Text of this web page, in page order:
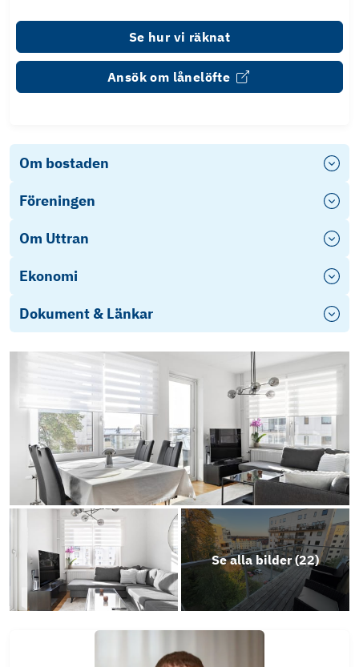
Se hur vi räknat
Ansök om lånelöfte
Om bostaden
Föreningen
Om Uttran
Ekonomi
Dokument & Länkar
Årsredovisning 2025
Se alla bilder (22)